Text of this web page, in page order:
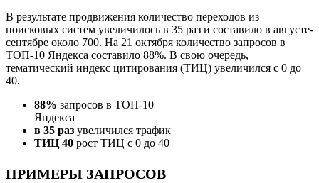
В результате продвижения количество переходов из
поисковых систем увеличилось в 35 раз и составило в августе-
сентябре около 700. На 21 октября количество запросов в
ТОП-10 Яндекса составило 88%. В свою очередь,
тематический индекс цитирования (ТИЦ) увеличился с 0 до
40.
88% запросов в ТОП-10
Яндекса
в 35 раз увеличился трафик
ТИЦ 40 рост ТИЦ с 0 до 40
ПРИМЕРЫ ЗАПРОСОВ